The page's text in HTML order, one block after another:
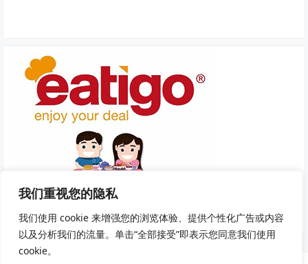
我们重视您的隐私
我们使用 cookie 来增强您的浏览体验、提供个性化广告或内容
以及分析我们的流量。单击“全部接受”即表示您同意我们使用
cookie。